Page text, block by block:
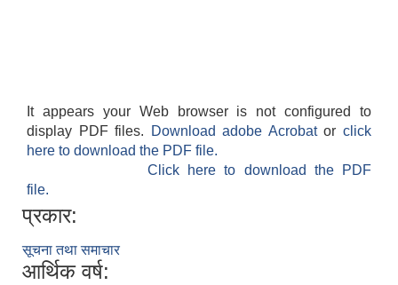
It appears your Web browser is not configured to
display PDF files.
Download adobe Acrobatorclick
here to download the PDF file.
Click here to download the PDF
file.
प्रकार:
सूचना तथा समाचार
आर्थिक वर्ष: